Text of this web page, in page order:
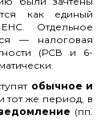
как единый
Отдельное
— налоговая
(РСВ и 6-
обычное и
тот же период, в
(пп.